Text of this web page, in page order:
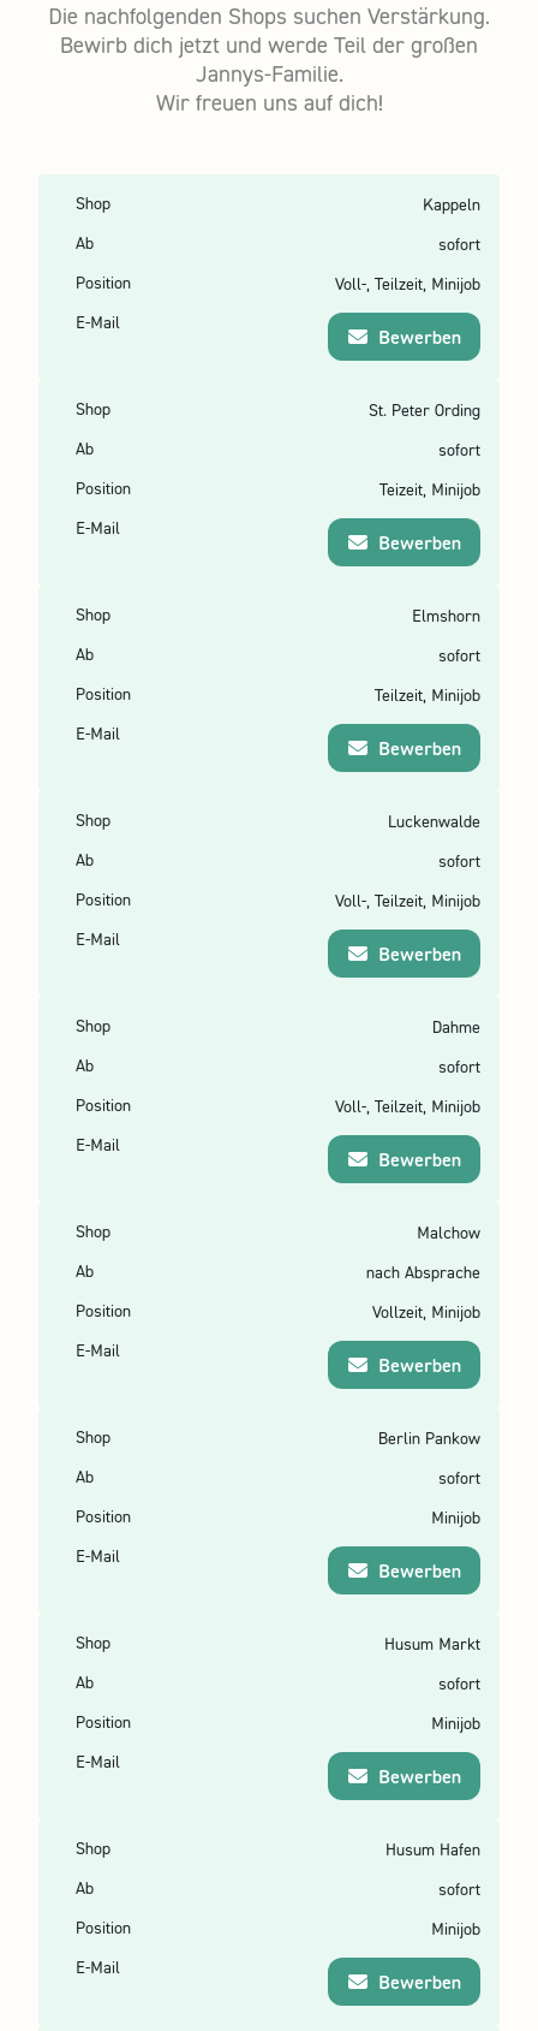
Die nachfolgenden Shops suchen Verstärkung.
Bewirb dich jetzt und werde Teil der großen
Jannys-Familie.
Wir freuen uns auf dich!
Kappeln
sofort
Voll-, Teilzeit, Minijob
Bewerben
St. Peter Ording
sofort
Teizeit, Minijob
Bewerben
Elmshorn
sofort
Teilzeit, Minijob
Bewerben
Luckenwalde
sofort
Voll-, Teilzeit, Minijob
Bewerben
Dahme
sofort
Voll-, Teilzeit, Minijob
Bewerben
Malchow
nach Absprache
Vollzeit, Minijob
Bewerben
Berlin Pankow
sofort
Minijob
Bewerben
Husum Markt
sofort
Minijob
Bewerben
Husum Hafen
sofort
Minijob
Bewerben